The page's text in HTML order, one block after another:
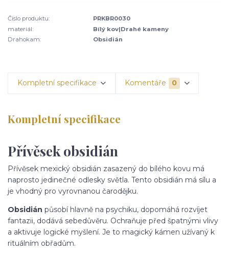
Číslo produktu:
PRKBR0030
materiál:
Bílý kov|Drahé kameny
Drahokam:
Obsidián
Kompletní specifikace Komentáře 0
Kompletní specifikace
Přívěsek obsidián
Přívěsek mexický obsidián zasazený do bílého kovu má
naprosto jedinečné odlesky světla. Tento obsidián má sílu a
je vhodný pro vyrovnanou čarodějku.
Obsidián působí hlavně na psychiku, dopomáhá rozvíjet
fantazii, dodává sebedůvěru. Ochraňuje před špatnými vlivy
a aktivuje logické myšlení. Je to magický kámen užívaný k
rituálním obřadům.